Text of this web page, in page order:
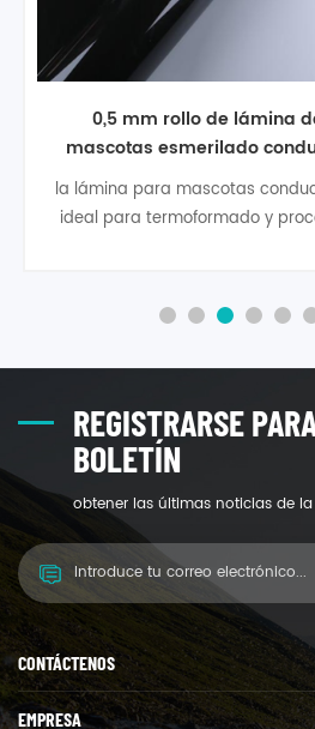
0,5 mm rollo de lámina
mascotas esmerilado
bandeja
la lámina para mascotas
ideal para termoformado y
microelectrónica y
REGISTRARSE
BOLETÍN
obtener las últimas noticias de
CONTÁCTENOS
EMPRESA